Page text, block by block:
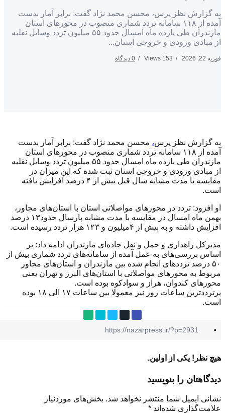
نظز پرس، محسن محمد نژاد گفت: برابر آمار بدست
آمده از ۱۱۸ سامانه تردد شماری منصوب در محور‌های استان
مازندران طی یازده ماه امسال حدود ۵۵ میلیون تردد وسایل نقلیه
ورودی و خروجی استان...
153 Views 0 دیدگاه
نظز پرس،محسن محمد نژاد گفت: برابر آمار بدست
آمده از ۱۱۸ سامانه تردد شماری منصوب در محور‌های استان
مازندران طی یازده ماه امسال حدود ۵۵ میلیون تردد وسایل نقلیه
ورودی و خروجی استان ثبت شده که این میزان در
مقایسه با مدت مشابه سال قبل بیش از ۴ درصد افزایش یافته
تردد در محور‌های مواصلاتی استان با استان‌های مجاور،
بهمن ماه امسال در مقایسه با مدت مشابه پارسال حدود۱۳ درصد
بیش از ۴میلیون و ۱۲۳ هزار تردد رسیده است.
و حمل و نقل جاده‌ای مازندران ادامه داد: بر
به عمل آمده از سامانه‌های تردد شماری بیش از
تردد‌های انجام شده بین مازندران و استان‌های مجاور
محور‌های مواصلاتی با استان‌های البرز و تهران یعنی
کندوان، هراز و سوادکوه بوده است.
پرترددترین ساعات روز نیز معمولا بین ساعات ۱۷ الی ۱۸ بوده
یکی از اولین.
را بنویسید
شما منتشر نخواهد شد. بخش‌های موردنیاز
شده‌اند*